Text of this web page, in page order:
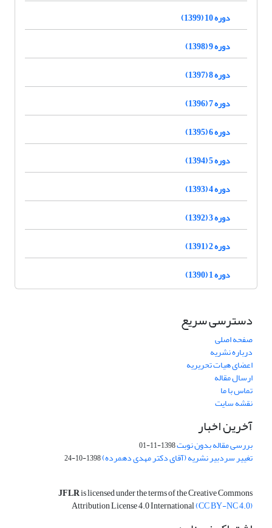
دوره 10 (1399)
دوره 9 (1398)
دوره 8 (1397)
دوره 7 (1396)
دوره 6 (1395)
دوره 5 (1394)
دوره 4 (1393)
دوره 3 (1392)
دوره 2 (1391)
دوره 1 (1390)
دسترسی سریع
صفحه اصلی
درباره نشریه
اعضای هیات تحریریه
ارسال مقاله
تماس با ما
نقشه سایت
آخرین اخبار
بررسی مقاله بدون نوبت1398-11-01
تغییر سردبیر نشریه (آقای دکتر مهدی دهمرده)1398-10-24
JFLRis licensed under the terms of the Creative Commons
Attribution License 4.0 International(CC BY-NC 4.0)